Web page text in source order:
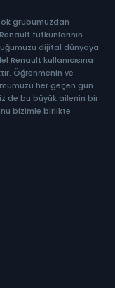
grubumuzdan
tutkunlarının
dijital dünyaya
Renault kullanıcısına
Öğrenmenin ve
her geçen gün
de bu büyük ailenin bir
bizimle birlikte